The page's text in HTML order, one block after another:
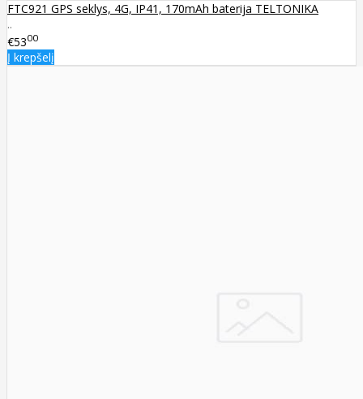
FTC921 GPS seklys, 4G, IP41, 170mAh baterija TELTONIKA
..
€5300
Į krepšelį